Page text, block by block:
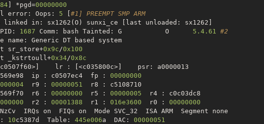
] *pgd=00000000
error: Oops: 5 [#1] PREEMPT SMP ARM
linked in: sx1262(O) sunxi_ce [last unloaded: sx1262]
PID: 1687 Comm: bash Tainted: G           O 5.4 .61
#2
name: Generic DT based system
sr_store+0x9c /0x100
_kstrtoull+0x34/0x8c
lr : [<c035800c>]    psr: a0000013
ip : c0507ec4  fp : 00000000
  r9 :
00000051
  r8 : c5108710
r6 : 00000000
  r5 :
00000005
  r4 : c0c03dc8
  r2 :
00001388
  r1 :
016e3600
  r0 :
00000000
IRQs on
  FIQs
on
  Mode SVC_32  ISA ARM  Segment none
10c5387d  Table: 445e006a  DAC: 00000051